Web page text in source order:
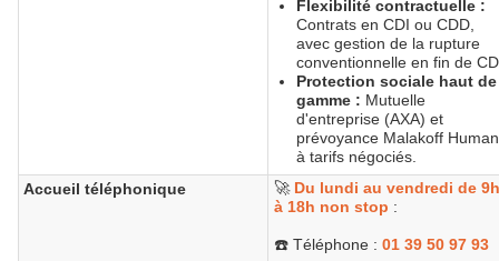
Flexibilité contractuelle :
Contrats en CDI ou CDD,
avec gestion de la rupture
conventionnelle en fin de
Protection sociale haut de
gamme : Mutuelle
d'entreprise (AXA) et
prévoyance Malakoff
à tarifs négociés.
Accueil téléphonique
🚀 Du lundi au vendredi de
à 18h non stop :
☎️ Téléphone :01 39 50 97 93